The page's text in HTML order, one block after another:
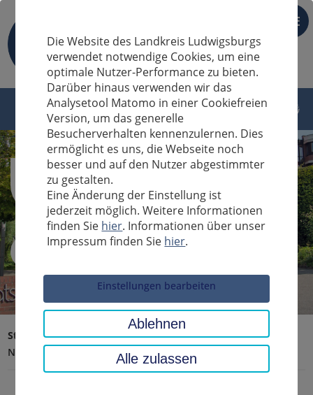
DE
Sucheingabe
Startseite Landratsamt, Landkreis
Aktuelles
Nachrichten
Die Website des Landkreis Ludwigsburgs
verwendet notwendige Cookies, um eine
optimale Nutzer-Performance zu bieten.
Darüber hinaus verwenden wir das
Analysetool Matomo in einer Cookiefreien
Version, um das generelle
Besucherverhalten kennenzulernen. Dies
ermöglicht es uns, die Webseite noch
besser und auf den Nutzer abgestimmter
zu gestalten.
Eine Änderung der Einstellung ist
jederzeit möglich. Weitere Informationen
finden Sie hier. Informationen über unser
Impressum finden Sie hier.
Einstellungen bearbeiten
Ablehnen
Alle zulassen